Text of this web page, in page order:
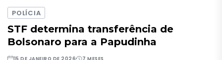
POLÍCIA
STF determina transferência de
Bolsonaro para a Papudinha